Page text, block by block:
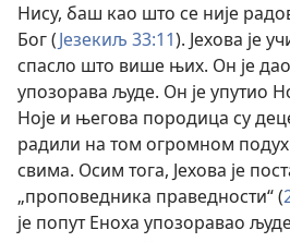
Нису, баш као што се није
Бог (Језекиљ 33:11). Јехова је
спасло што више њих. Он је
упозорава људе. Он је упутио
Ноје и његова породица су
радили на том огромном
свима. Осим тога, Јехова је
„проповедника праведности“ (
је попут Еноха упозоравао